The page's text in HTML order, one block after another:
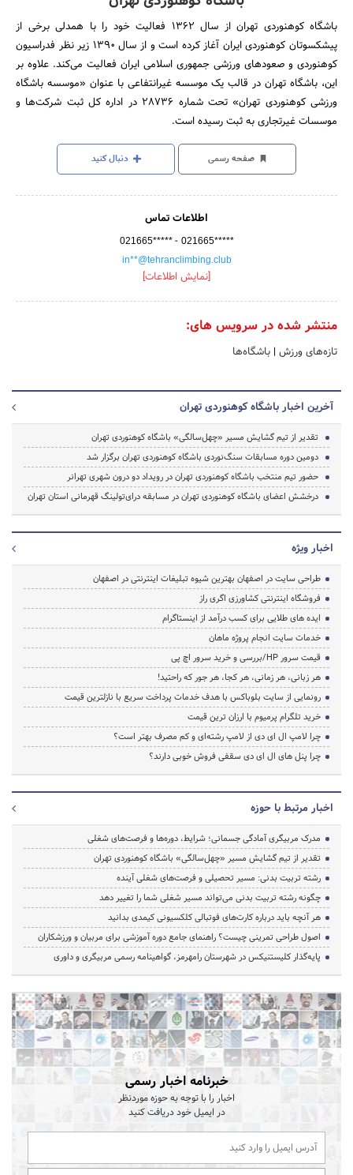
باشگاه کوهنوردی تهران از سال ۱۳۶۲ فعالیت خود را با همدلی برخی از
پیشکسوتان کوهنوردی ایران آغاز کرده است و از سال ۱۳۹۰ زیر نظر فدراسیون
کوهنوردی و صعودهای ورزشی جمهوری اسلامی ایران فعالیت می‌‌کند. علاوه بر
این، باشگاه تهران در قالب یک موسسه غیرانتفاعی با عنوان «موسسه باشگاه
ورزشی کوهنوردی تهران» تحت شماره ۲۸۷۳۶ در اداره کل ثبت شرکت‌ها و
موسسات غیرتجاری به ثبت رسیده است.
صفحه رسمی دنبال کنید
اطلاعات تماس
021665***** - 021665*****
in**@tehranclimbing.club
[نمایش اطلاعات]
منتشر شده در سرویس های:
تازه‌های ورزش | باشگاه‌ها
آخرین اخبار باشگاه کوهنوردی تهران
تقدیر از تیم گشایش مسیر «چهل‌سالگی» باشگاه کوهنوردی تهران
دومین دوره مسابقات سنگ‌نوردی باشگاه کوهنوردی تهران برگزار شد
حضور تیم منتخب باشگاه کوهنوردی تهران در رویداد دو درون شهری تهرانر
درخشش اعضای باشگاه کوهنوردی تهران در مسابقه درای‌تولینگ قهرمانی استان تهران
اخبار ویژه
طراحی سایت در اصفهان بهترین شیوه تبلیغات اینترنتی در اصفهان
فروشگاه اینترنتی کشاورزی اگری راز
ایده های طلایی برای کسب درآمد از اینستاگرام
خدمات سایت انجام پروژه ماهان
قیمت سرور HP/بررسی و خرید سرور اچ پی
هر زبانی، هر زمانی، هر کجا، هر جور که راحتید!
رونمایی از سایت بلوباکس با هدف خدمات پرداخت سریع با نازلترین قیمت
خرید تلگرام پرمیوم با ارزان ترین قیمت
چرا لامپ ال ای دی از لامپ رشته‌ای و کم مصرف بهتر است؟
چرا پنل های ال ای دی سقفی فروش خوبی دارند؟
اخبار مرتبط با حوزه
مدرک مربیگری آمادگی جسمانی؛ شرایط، دوره‌ها و فرصت‌های شغلی
تقدیر از تیم گشایش مسیر «چهل‌سالگی» باشگاه کوهنوردی تهران
رشته تربیت بدنی: مسیر تحصیلی و فرصت‌های شغلی آینده
چگونه رشته تربیت بدنی می‌تواند مسیر شغلی شما را تغییر دهد
هر آنچه باید درباره کارت‌های فوتبالی کلکسیونی کیمدی بدانید
اصول طراحی تمرینی چیست؟ راهنمای جامع دوره آموزشی برای مربیان و ورزشکاران
پایه‌گذار کلیستنیکس در شهرستان رامهرمز، گواهینامه رسمی مربیگری و داوری
خبرنامه اخبار رسمی
اخبار را با توجه به حوزه موردنظر
در ایمیل خود دریافت کنید